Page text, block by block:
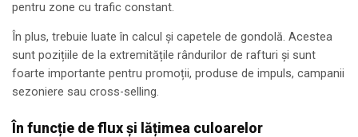
pentru zone cu trafic constant.
În plus, trebuie luate în calcul și capetele de gondolă. Acestea
sunt pozițiile de la extremitățile rândurilor de rafturi și sunt
foarte importante pentru promoții, produse de impuls, campanii
sezoniere sau cross-selling.
În funcție de flux și lățimea culoarelor